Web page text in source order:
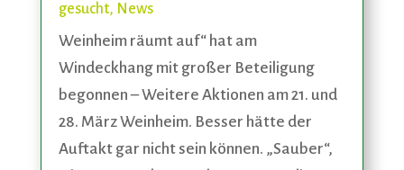
gesucht, News
Weinheim räumt auf“ hat am
Windeckhang mit großer Beteiligung
begonnen – Weitere Aktionen am 21. und
28. März Weinheim. Besser hätte der
Auftakt gar nicht sein können. „Sauber“,